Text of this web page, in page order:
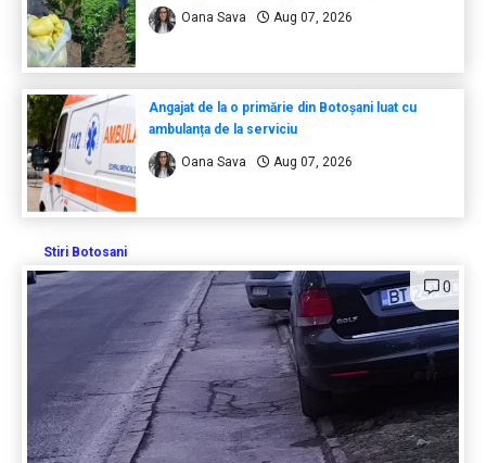
Oana Sava Aug 07, 2026
Angajat de la o primărie din Botoșani luat cu
ambulanța de la serviciu
Oana Sava Aug 07, 2026
Stiri Botosani
0